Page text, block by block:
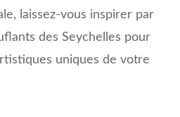
laissez-vous inspirer par
des Seychelles pour
uniques de votre